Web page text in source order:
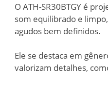
O ATH-SR30BTGY é
som equilibrado e
agudos bem definidos.
Ele se destaca em
valorizam detalhes,